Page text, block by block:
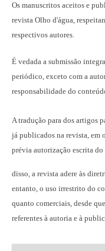
Os manuscritos aceitos e
revista Olho d'água,
respectivos autores.
É vedada a submissão
periódico, exceto com a
responsabilidade do
A tradução para dos artigos
já publicados na revista, em
prévia autorização escrita
disso, a revista adere às
entanto, o uso irrestrito do
quanto comerciais, desde
referentes à autoria e à